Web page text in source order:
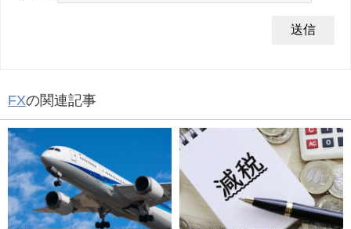
FXの関連記事